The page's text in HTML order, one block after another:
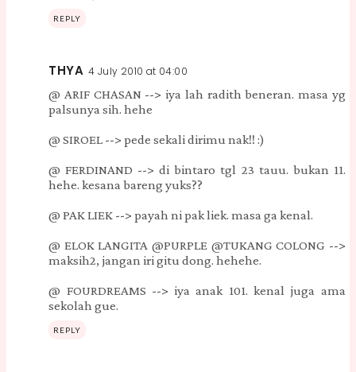
REPLY
THYA 4 July 2010 at 04:00
@ ARIF CHASAN --> iya lah radith beneran. masa yg
palsunya sih. hehe
@ SIROEL --> pede sekali dirimu nak!! :)
@ FERDINAND --> di bintaro tgl 23 tauu. bukan 11.
hehe. kesana bareng yuks??
@ PAK LIEK --> payah ni pak liek. masa ga kenal.
@ ELOK LANGITA @PURPLE @TUKANG COLONG -->
maksih2, jangan iri gitu dong. hehehe.
@ FOURDREAMS --> iya anak 101. kenal juga ama
sekolah gue.
REPLY